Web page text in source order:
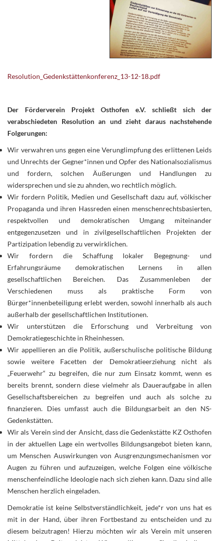
Resolution_Gedenkstättenkonferenz_13-12-18.pdf
Der Förderverein Projekt Osthofen e.V. schließt sich der
verabschiedeten Resolution an und zieht daraus nachstehende
Folgerungen:
Wir verwahren uns gegen eine Verunglimpfung des erlittenen Leids
und Unrechts der Gegner*innen und Opfer des Nationalsozialismus
und fordern, solchen Äußerungen und Handlungen zu
widersprechen und sie zu ahnden, wo rechtlich möglich.
Wir fordern Politik, Medien und Gesellschaft dazu auf, völkischer
Propaganda und ihren Hassreden einen menschenrechtsbasierten,
respektvollen und demokratischen Umgang miteinander
entgegenzusetzen und in zivilgesellschaftlichen Projekten der
Partizipation lebendig zu verwirklichen.
Wir fordern die Schaffung lokaler Begegnung- und
Erfahrungsräume demokratischen Lernens in allen
gesellschaftlichen Bereichen. Das Zusammenleben der
Verschiedenen muss als praktische Form von
Bürger*innenbeteiligung erlebt werden, sowohl innerhalb als auch
außerhalb der gesellschaftlichen Institutionen.
Wir unterstützen die Erforschung und Verbreitung von
Demokratiegeschichte in Rheinhessen.
Wir appellieren an die Politik, außerschulische politische Bildung
sowie weitere Facetten der Demokratieerziehung nicht als
„Feuerwehr“ zu begreifen, die nur zum Einsatz kommt, wenn es
bereits brennt, sondern diese vielmehr als Daueraufgabe in allen
Gesellschaftsbereichen zu begreifen und auch als solche zu
finanzieren. Dies umfasst auch die Bildungsarbeit an den NS-
Gedenkstätten.
Wir als Verein sind der Ansicht, dass die Gedenkstätte KZ Osthofen
in der aktuellen Lage ein wertvolles Bildungsangebot bieten kann,
um Menschen Auswirkungen von Ausgrenzungsmechanismen vor
Augen zu führen und aufzuzeigen, welche Folgen eine völkische
menschenfeindliche Ideologie nach sich ziehen kann. Dazu sind alle
Menschen herzlich eingeladen.
Demokratie ist keine Selbstverständlichkeit, jede*r von uns hat es
mit in der Hand, über ihren Fortbestand zu entscheiden und zu
diesem beizutragen! Hierzu möchten wir als Verein mit unseren